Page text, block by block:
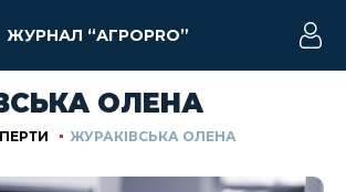
ЖУРНАЛ “АГРОPRO”
ОЛЕНА
ЖУРАКІВСЬКА ОЛЕНА